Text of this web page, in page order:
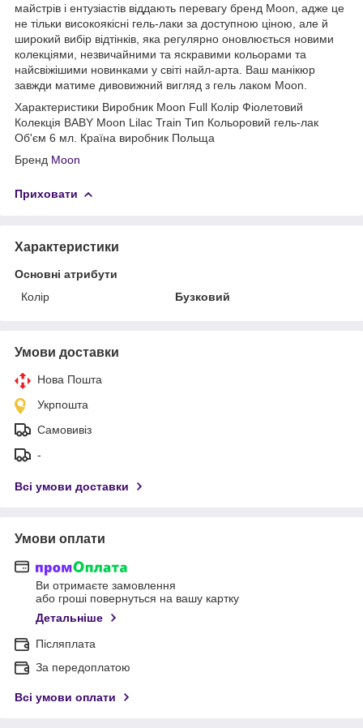
майстрів і ентузіастів віддають перевагу бренд Moon, адже це
не тільки високоякісні гель-лаки за доступною ціною, але й
широкий вибір відтінків, яка регулярно оновлюється новими
колекціями, незвичайними та яскравими кольорами та
найсвіжішими новинками у світі найл-арта. Ваш манікюр
завжди матиме дивовижний вигляд з гель лаком Moon.
Характеристики Виробник Moon Full Колір Фіолетовий
Колекція BABY Moon Lilac Train Тип Кольоровий гель-лак
Об'єм 6 мл. Країна виробник Польща
Бренд Moon
Приховати
Характеристики
Основні атрибути
Колір
Бузковий
Умови доставки
Нова Пошта
Укрпошта
Самовивіз
-
Всі умови доставки
Умови оплати
Ви отримаєте замовлення
або гроші повернуться на вашу картку
Детальніше
Післяплата
За передоплатою
Всі умови оплати